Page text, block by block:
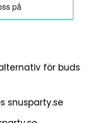
för buds
snusparty.se